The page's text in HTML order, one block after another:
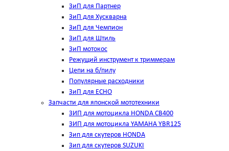
ЗиП для Партнер
ЗиП для Хускварна
ЗиП для Чемпион
ЗиП для Штиль
ЗиП мотокос
Режущий инструмент к триммерам
Цепи на б/пилу
Популярные расходники
ЗиП для ЕСНО
Запчасти для японской мототехники
ЗИП для мотоцикла HONDA CB400
ЗИП для мотоцикла YAMAHA YBR125
Зип для скутеров HONDA
Зип для скутеров SUZUKI